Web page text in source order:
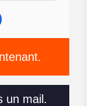
un mail.